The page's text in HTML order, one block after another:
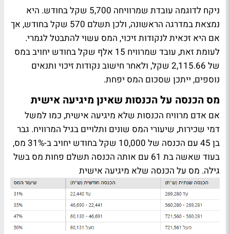
ניקח לדוגמה עובדת שמרוויחה 5,700 שקל בחודש. היא
נמצאת במדרגה הראשונה, ולכן תשלם 570 שקל בחודש, אך
אם היא זכאית לנקודות זיכוי, המס עשוי להתבטל לגמרי.
לעומת זאת, עובד שמרוויח 15 אלף שקל בחודש יחויב במס
של 2,115.66 שקל, ולאחר חישוב נקודות זיכוי ותנאים
נוספים, ייתכן שסכום המס יפחת.
מס הכנסה על הכנסות שאינן מיגיעה אישית
אם אדם מרוויח הכנסות שלא מיגיעה אישית, כמו למשל
דמי שכירות, שיעורי המס שונים ותלויים בגיל המרוויח. גבר
בן 45 עם הכנסה של 10,000 שקל בחודש יחויב ב-31% מס,
בעוד שאשה בת 61 עם אותה הכנסה תשלם פחות מס בשל
גילה. מס על הכנסה שלא מיגיעה אישית